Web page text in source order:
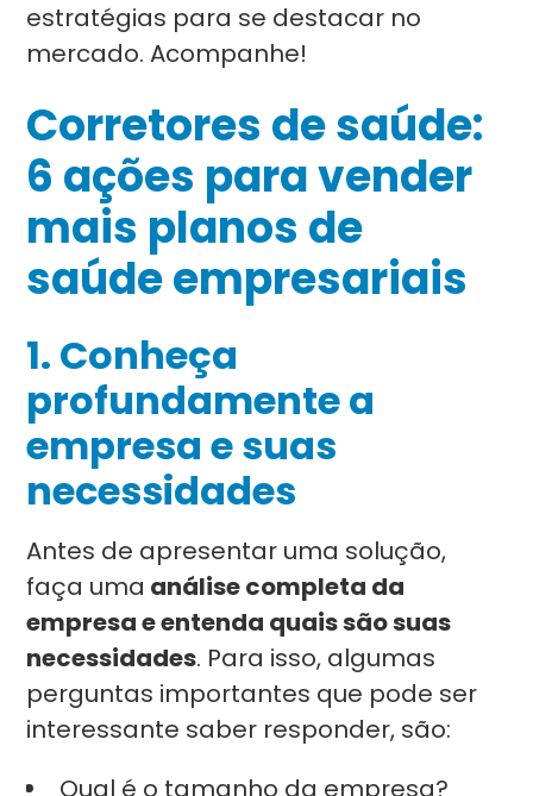
estratégias para se destacar no
mercado. Acompanhe!
Corretores de saúde:
6 ações para vender
mais planos de
saúde empresariais
1. Conheça
profundamente a
empresa e suas
necessidades
Antes de apresentar uma solução,
faça uma análise completa da
empresa e entenda quais são suas
necessidades. Para isso, algumas
perguntas importantes que pode ser
interessante saber responder, são:
Qual é o tamanho da empresa?